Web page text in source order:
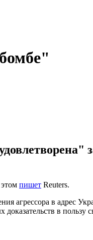
пишет Reuters.
агрессора в адрес
в пользу